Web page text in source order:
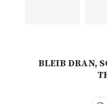
BLEIB DRAN,